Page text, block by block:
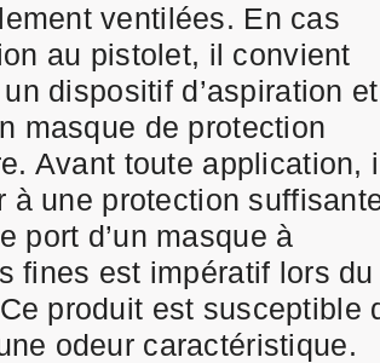
ventilées. En cas
au pistolet, il convient
un dispositif d’aspiration et
masque de protection
Avant toute application,
à une protection
port d’un masque à
fines est impératif lors du
produit est susceptible
odeur caractéristique.